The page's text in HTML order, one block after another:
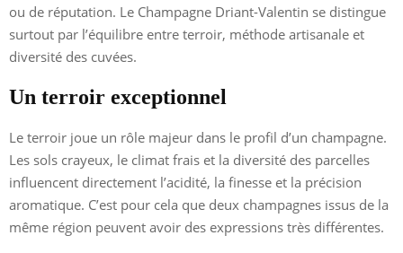
ou de réputation. Le Champagne Driant-Valentin se distingue
surtout par l’équilibre entre terroir, méthode artisanale et
diversité des cuvées.
Un terroir exceptionnel
Le terroir joue un rôle majeur dans le profil d’un champagne.
Les sols crayeux, le climat frais et la diversité des parcelles
influencent directement l’acidité, la finesse et la précision
aromatique. C’est pour cela que deux champagnes issus de la
même région peuvent avoir des expressions très différentes.